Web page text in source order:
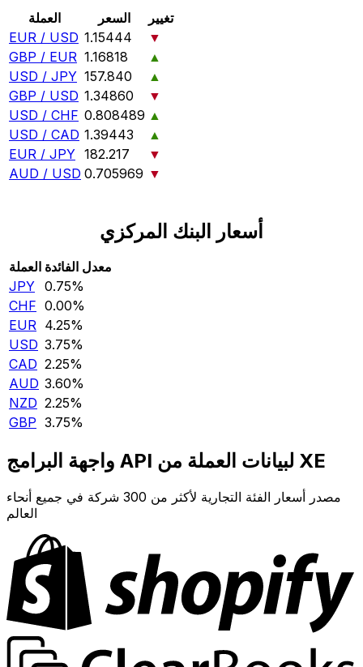
العملة السعر
تغيير
EUR / USD 1.15444
▼
GBP / EUR 1.16818
▲
USD / JPY 157.840
▲
GBP / USD 1.34860
▼
USD / CHF 0.808489 ▲
USD / CAD 1.39443
▲
EUR / JPY 182.217
▼
AUD / USD 0.705969 ▼
أسعار البنك المركزي
العملة معدل الفائدة
JPY 0.75‎%‎
CHF 0.00‎%‎
EUR 4.25‎%‎
USD 3.75‎%‎
CAD 2.25‎%‎
AUD 3.60‎%‎
NZD 2.25‎%‎
GBP 3.75‎%‎
واجهة البرامج API لبيانات العملة من XE
مصدر أسعار الفئة التجارية لأكثر من 300 شركة في جميع أنحاء
العالم